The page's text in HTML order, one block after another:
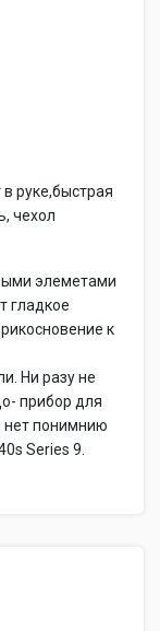
руке,быстрая
чехол
элеметами
гладкое
к
Ни разу не
прибор для
нет понимнию
Series 9.